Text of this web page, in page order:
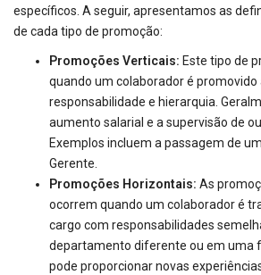
específicos. A seguir, apresentamos as
de cada tipo de promoção:
Promoções Verticais: Este tipo de
quando um colaborador é
responsabilidade e hierarquia.
aumento salarial e a supervisão de
Exemplos incluem a passagem de
Gerente.
Promoções Horizontais: As
ocorrem quando um colaborador é
cargo com responsabilidades
departamento diferente ou em uma
pode proporcionar novas